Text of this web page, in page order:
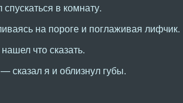
в комнату.
на пороге и поглаживая лифчик.
что сказать.
я и облизнул губы.